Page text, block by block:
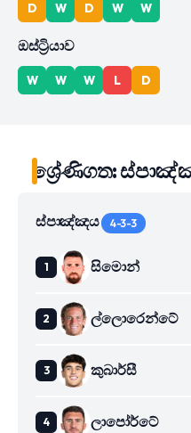
D W D W W
ඔස්ට්‍රියාව
W W W L D
ශ්‍රේණිගත:
ස්පාඤ්ඤය 4-3-3
සිමොන්
ල්ලොරෙන්ටේ
කුබාර්සී
ලාපෝර්ටේ